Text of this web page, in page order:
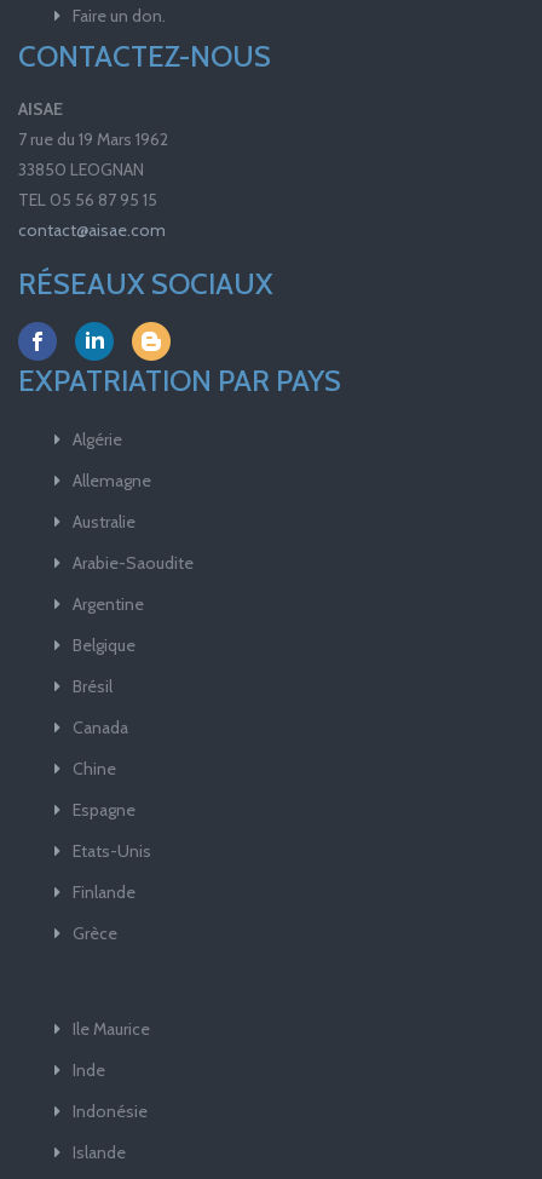
Faire un don.
CONTACTEZ-NOUS
AISAE
7 rue du 19 Mars 1962
33850 LEOGNAN
TEL 05 56 87 95 15
contact@aisae.com
RÉSEAUX SOCIAUX
EXPATRIATION PAR PAYS
Algérie
Allemagne
Australie
Arabie-Saoudite
Argentine
Belgique
Brésil
Canada
Chine
Espagne
Etats-Unis
Finlande
Grèce
Ile Maurice
Inde
Indonésie
Islande